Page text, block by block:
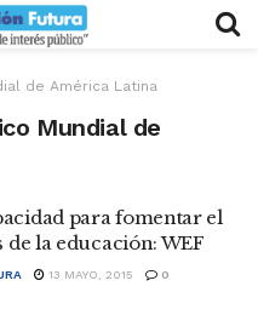
de América Latina
Mundial de
para fomentar el
de la educación: WEF
13 MAYO, 2015 0